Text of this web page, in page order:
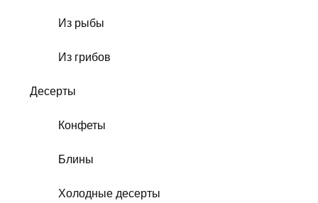
Из рыбы
Из грибов
Десерты
Конфеты
Блины
Холодные десерты